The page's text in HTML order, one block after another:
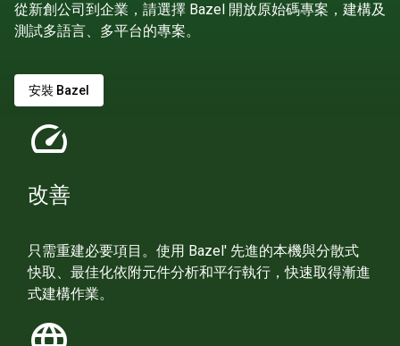
從新創公司到企業，請選擇 Bazel 開放原始碼專案，建構及
測試多語言、多平台的專案。
安裝 Bazel
speed
改善
只需重建必要項目。使用 Bazel' 先進的本機與分散式
快取、最佳化依附元件分析和平行執行，快速取得漸進
式建構作業。